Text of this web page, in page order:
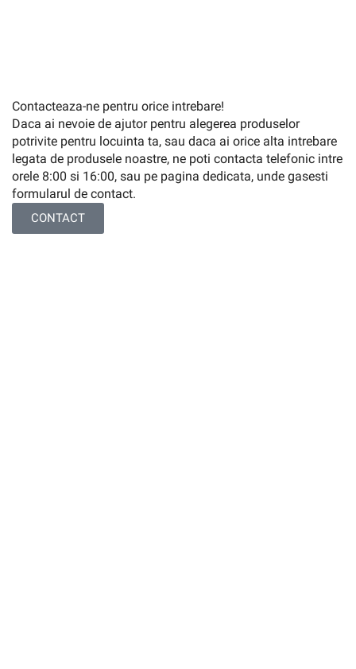
Contacteaza-ne pentru orice intrebare!
Daca ai nevoie de ajutor pentru alegerea produselor
potrivite pentru locuinta ta, sau daca ai orice alta intrebare
legata de produsele noastre, ne poti contacta telefonic intre
orele 8:00 si 16:00, sau pe pagina dedicata, unde gasesti
formularul de contact.
CONTACT